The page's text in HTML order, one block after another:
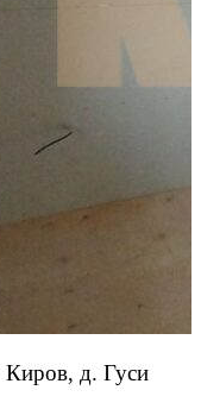
Киров, д. Гуси